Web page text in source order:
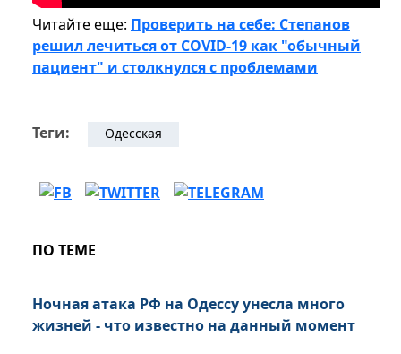
Читайте еще: Проверить на себе: Степанов
решил лечиться от COVID-19 как "обычный
пациент" и столкнулся с проблемами
Теги: Одесская
ПО ТЕМЕ
Ночная атака РФ на Одессу унесла много
жизней - что известно на данный момент